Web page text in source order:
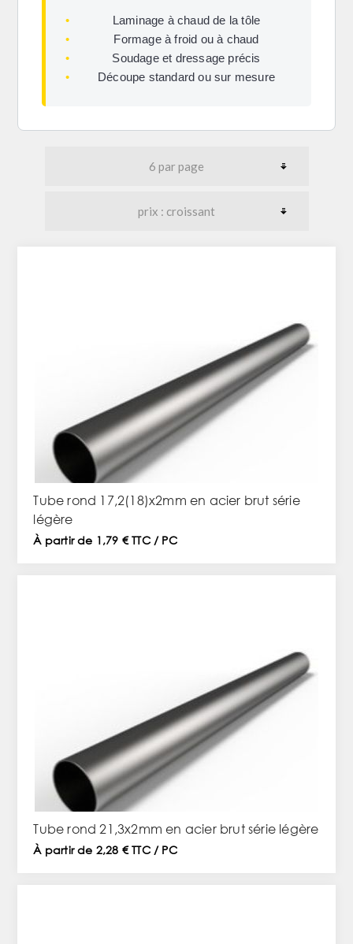
•
Laminage à chaud de la tôle
•
Formage à froid ou à chaud
•
Soudage et dressage précis
•
Découpe standard ou sur mesure
Tube rond 17,2(18)x2mm en acier brut série
légère
À partir de 1,79 € TTC / PC
Tube rond 21,3x2mm en acier brut série légère
À partir de 2,28 € TTC / PC